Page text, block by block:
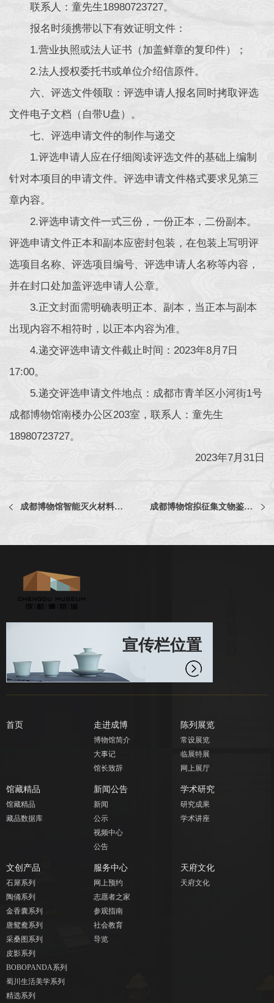
联系人：童先生18980723727。
报名时须携带以下有效证明文件：
1.营业执照或法人证书（加盖鲜章的复印件）；
2.法人授权委托书或单位介绍信原件。
六、评选文件领取：评选申请人报名同时拷取评选
文件电子文档（自带U盘）。
七、评选申请文件的制作与递交
1.评选申请人应在仔细阅读评选文件的基础上编制
针对本项目的申请文件。评选申请文件格式要求见第三
章内容。
2.评选申请文件一式三份，一份正本，二份副本。
评选申请文件正本和副本应密封包装，在包装上写明评
选项目名称、评选项目编号、评选申请人名称等内容，
并在封口处加盖评选申请人公章。
3.正文封面需明确表明正本、副本，当正本与副本
出现内容不相符时，以正本内容为准。
4.递交评选申请文件截止时间：2023年8月7日
17:00。
5.递交评选申请文件地点：成都市青羊区小河街1号
成都博物馆南楼办公区203室，联系人：童先生
18980723727。
2023年7月31日
成都博物馆智能灭火材料集成（贴）采购项目评选公告 成都博物馆拟征集文物鉴定服务采购项目评选公告
宣传栏位置
首页 走进成博
博物馆简介
大事记
馆长致辞
陈列展览
常设展览
临展特展
网上展厅
馆藏精品
馆藏精品
藏品数据库
新闻公告
新闻
公示
视频中心
公告
学术研究
研究成果
学术讲座
文创产品
石犀系列
陶俑系列
金香囊系列
唐鸳鸯系列
采桑图系列
皮影系列
BOBOPANDA系列
蜀川生活美学系列
精选系列
服务中心
网上预约
志愿者之家
参观指南
社会教育
导览
天府文化
天府文化